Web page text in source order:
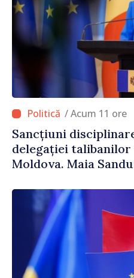
/ Acum 11 ore
Sancțiuni
delegației talibanilor
Moldova. Maia
politica statului”